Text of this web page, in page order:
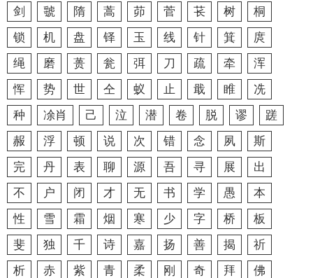
剑 虢 隋 蒿 茆 菅 苌 树
桐
锁
机 盘 铎 玉 线 针 箕
庹
绳
磨 蒉 瓮 弭 刀 疏 牵
浑
恽
势 世 仝 蚁 止 戢 睢
冼
种
凃肖 己 泣 潜 卷 脱 谬
蹉
赧
浮 顿 说 次 错 念 夙
斯
完
丹 表 聊 源 吾 寻 展
出
不
户 闭 才 无 书 学 愚
本
性
雪 霜 烟 寒 少 字 桥
板
斐
独 千 诗 嘉 扬 善 揭
祈
析
赤 紫 青 柔 刚 奇 拜
佛